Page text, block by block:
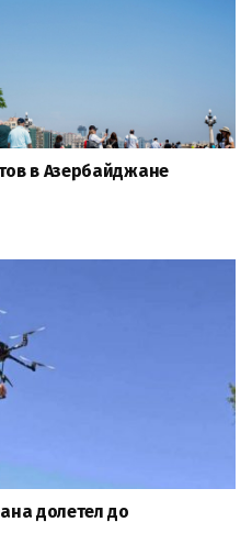
в Азербайджане
долетел до